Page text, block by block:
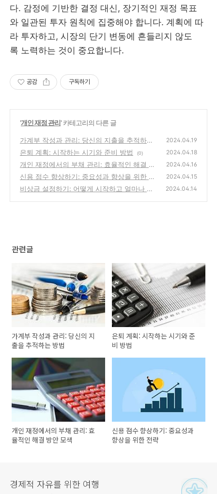
다. 감정에 기반한 결정 대신, 장기적인 재정 목표
와 일관된 투자 원칙에 집중해야 합니다. 계획에 따
라 투자하고, 시장의 단기 변동에 흔들리지 않도
록 노력하는 것이 중요합니다.
공감 구독하기
'개인 재정 관리' 카테고리의 다른 글
가계부 작성과 관리: 당신의 지출을 추적하는
방법
(0)
2024.04.19
은퇴 계획: 시작하는 시기와 준비 방법 (0) 2024.04.18
개인 재정에서의 부채 관리: 효율적인 해결 방
안 모색
(0)
2024.04.16
신용 점수 향상하기: 중요성과 향상을 위한 전
략
(0)
2024.04.15
비상금 설정하기: 어떻게 시작하고 얼마나 저
2024.04.14
관련글
가계부 작성과 관리: 당신의 지
출을 추적하는 방법
은퇴 계획: 시작하는 시기와 준
비 방법
개인 재정에서의 부채 관리: 효
율적인 해결 방안 모색
신용 점수 향상하기: 중요성과
향상을 위한 전략
경제적 자유를 위한 여행